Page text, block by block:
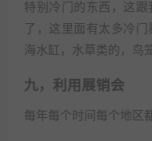
特别冷门的东西，这
了，这里面有太多冷
海水缸，水草类的，鸟
九，利用展销会
每年每个时间每个地区